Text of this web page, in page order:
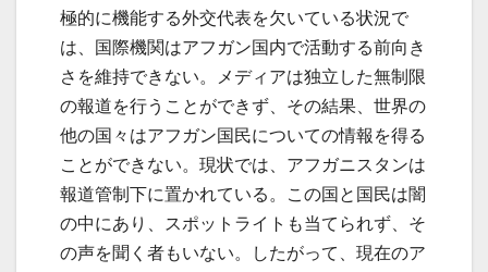
極的に機能する外交代表を欠いている状況で
は、国際機関はアフガン国内で活動する前向き
さを維持できない。メディアは独立した無制限
の報道を行うことができず、その結果、世界の
他の国々はアフガン国民についての情報を得る
ことができない。現状では、アフガニスタンは
報道管制下に置かれている。この国と国民は闇
の中にあり、スポットライトも当てられず、そ
の声を聞く者もいない。したがって、現在のア